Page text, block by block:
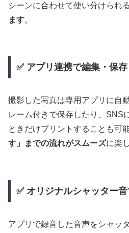
シーンに合わせて使い分けられる
ます。
✅ アプリ連携で編集・保
撮影した写真は専用アプリに自
レーム付きで保存したり、SNS
ときだけプリントすることも可
す」までの流れがスムーズに楽
✅ オリジナルシャッター
アプリで録音した音声をシャッ